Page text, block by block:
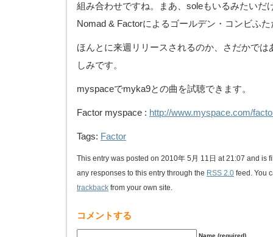
組み合わせですね。まあ、soleもいるみたいだ
Nomad & Factorによるゴールデン・コンビふた
ほんとに来週リリースされるのか、さだかでは
しみです。
myspaceでmyka9との曲を試聴できます。
Factor myspace : http://www.myspace.com/
Tags: Factor
This entry was posted on 2010年 5月 11日 at 21:07 and is
any responses to this entry through the RSS 2.0 feed. You
trackback from your own site.
コメントする
Name (required)